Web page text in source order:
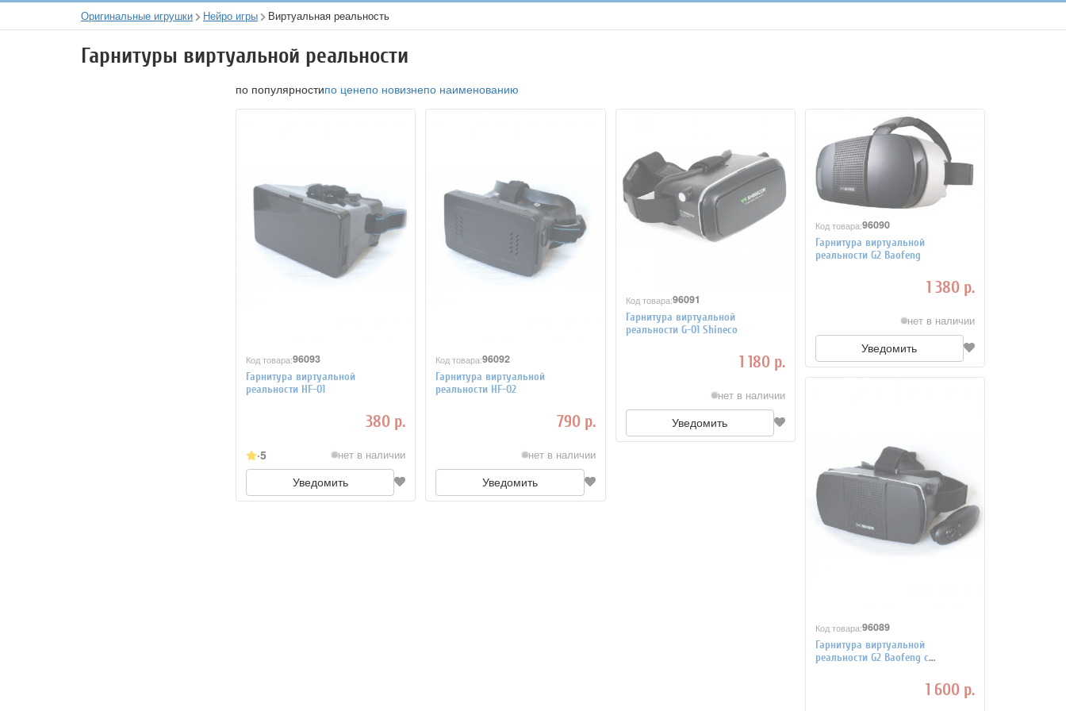
Оригинальные игрушки Нейро игры Виртуальная реальность
Гарнитуры виртуальной реальности
по популярностипо ценепо новизнепо наименованию
Код товара:96093
Гарнитура виртуальной
реальности HF-01
380 р.
5 нет в наличии
Уведомить
Код товара:96092
Гарнитура виртуальной
реальности HF-02
790 р.
нет в наличии
Уведомить
Код товара:96091
Гарнитура виртуальной
реальности G-01 Shineco
1 180 р.
нет в наличии
Уведомить
Код товара:96090
Гарнитура виртуальной
реальности G2 Baofeng
1 380 р.
нет в наличии
Уведомить
Код товара:96089
Гарнитура виртуальной
реальности G2 Baofeng с
1 600 р.